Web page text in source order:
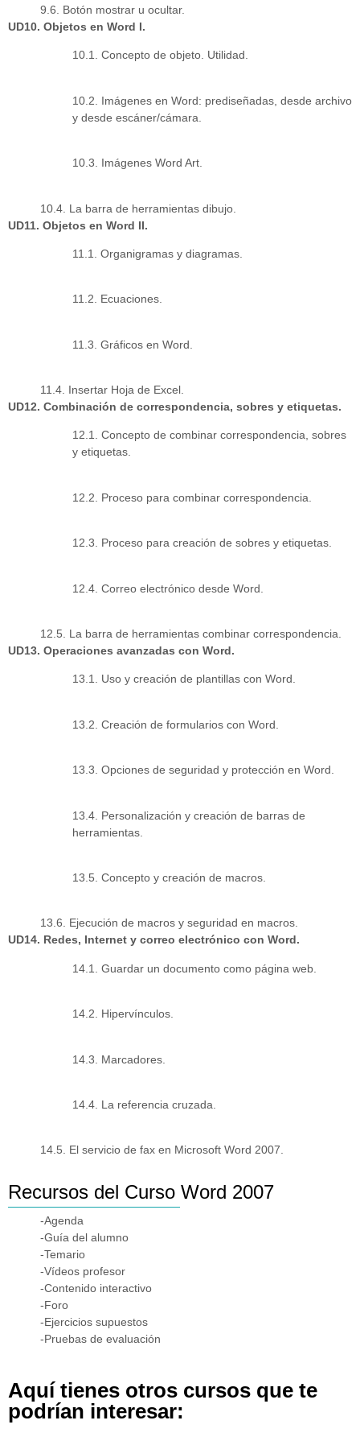
9.6. Botón mostrar u ocultar.
UD10. Objetos en Word I.
10.1. Concepto de objeto. Utilidad.
10.2. Imágenes en Word: prediseñadas, desde archivo
y desde escáner/cámara.
10.3. Imágenes Word Art.
10.4. La barra de herramientas dibujo.
UD11. Objetos en Word II.
11.1. Organigramas y diagramas.
11.2. Ecuaciones.
11.3. Gráficos en Word.
11.4. Insertar Hoja de Excel.
UD12. Combinación de correspondencia, sobres y etiquetas.
12.1. Concepto de combinar correspondencia, sobres
y etiquetas.
12.2. Proceso para combinar correspondencia.
12.3. Proceso para creación de sobres y etiquetas.
12.4. Correo electrónico desde Word.
12.5. La barra de herramientas combinar correspondencia.
UD13. Operaciones avanzadas con Word.
13.1. Uso y creación de plantillas con Word.
13.2. Creación de formularios con Word.
13.3. Opciones de seguridad y protección en Word.
13.4. Personalización y creación de barras de
herramientas.
13.5. Concepto y creación de macros.
13.6. Ejecución de macros y seguridad en macros.
UD14. Redes, Internet y correo electrónico con Word.
14.1. Guardar un documento como página web.
14.2. Hipervínculos.
14.3. Marcadores.
14.4. La referencia cruzada.
14.5. El servicio de fax en Microsoft Word 2007.
Recursos del Curso Word 2007
-Agenda
-Guía del alumno
-Temario
-Vídeos profesor
-Contenido interactivo
-Foro
-Ejercicios supuestos
-Pruebas de evaluación
Aquí tienes otros cursos que te
podrían interesar: